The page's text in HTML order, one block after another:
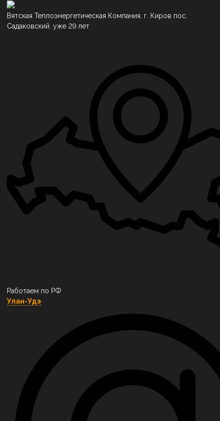
Вятская Теплоэнергетическая Компания, г. Киров пос.
Садаковский. уже 29 лет
Работаем по РФ
Улан-Удэ